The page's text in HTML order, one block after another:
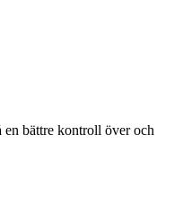
bättre kontroll över och